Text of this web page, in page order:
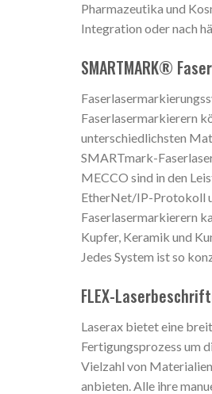
Pharmazeutika und
Integration oder nach
SMARTMARK®
Faserlasermarkierern
unterschiedlichsten
SMARTmark-
MECCO sind in den
EtherNet/IP-Protokoll
Faserlasermarkierern
Kupfer, Keramik und
Jedes System ist so
FLEX-
Laserax bietet eine
Fertigungsprozess um
Vielzahl von
anbieten. Alle ihre